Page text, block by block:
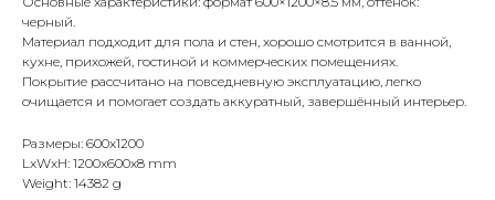
черный.
Материал подходит для пола и стен, хорошо смотрится в ванной,
кухне, прихожей, гостиной и коммерческих помещениях.
Покрытие рассчитано на повседневную эксплуатацию, легко
очищается и помогает создать аккуратный, завершённый интерьер.
Размеры: 600x1200
LxWxH: 1200x600x8 mm
Weight: 14382 g